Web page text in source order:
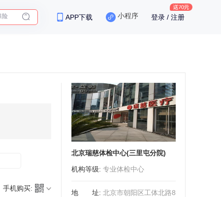
APP下载 小程序 登录 / 注册
手机购买:
北京瑞慈体检中心(三里屯分院)
机构等级: 专业体检中心
地址: 北京市朝阳区工体北路8